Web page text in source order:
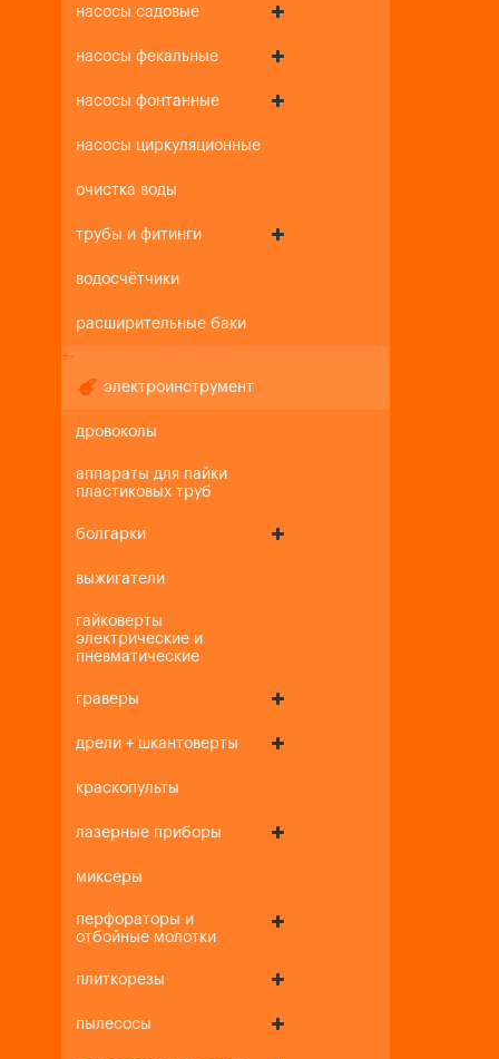
насосы садовые
насосы фекальные
насосы фонтанные
насосы циркуляционные
очистка воды
трубы и фитинги
водосчётчики
расширительные баки
+-
электроинструмент
дровоколы
аппараты для пайки
пластиковых труб
болгарки
выжигатели
гайковерты
электрические и
пневматические
граверы
дрели + шкантоверты
краскопульты
лазерные приборы
миксеры
перфораторы и
отбойные молотки
плиткорезы
пылесосы